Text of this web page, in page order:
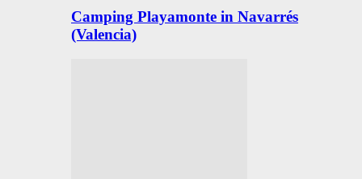
Camping Playamonte in Navarrés
(Valencia)